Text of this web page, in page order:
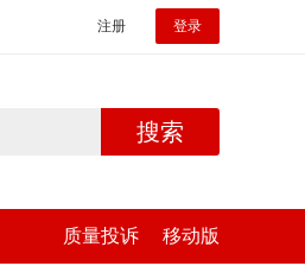
注册 登录
搜索
质量投诉 移动版